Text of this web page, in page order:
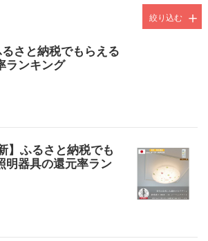
絞り込む
るさと納税でもらえる
ランキング
】ふるさと納税でも
明器具の還元率ラン